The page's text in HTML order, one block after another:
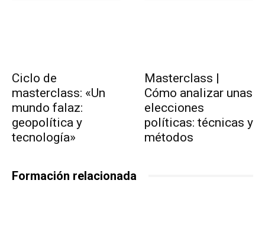
Ciclo de
masterclass: «Un
mundo falaz:
geopolítica y
tecnología»
Masterclass |
Cómo analizar unas
elecciones
políticas: técnicas y
métodos
Formación relacionada